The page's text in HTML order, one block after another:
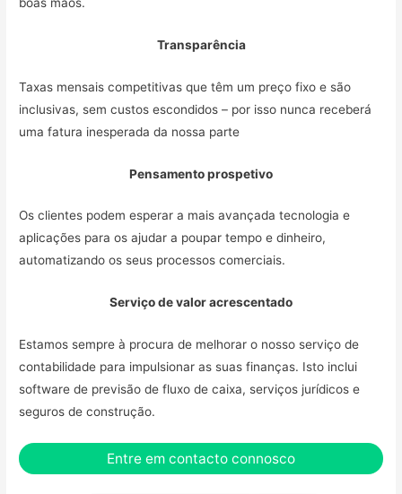
Transparência
Taxas mensais competitivas que têm um preço fixo e são
inclusivas, sem custos escondidos – por isso nunca receberá
uma fatura inesperada da nossa parte
Pensamento prospetivo
Os clientes podem esperar a mais avançada tecnologia e
aplicações para os ajudar a poupar tempo e dinheiro,
automatizando os seus processos comerciais.
Serviço de valor acrescentado
Estamos sempre à procura de melhorar o nosso serviço de
contabilidade para impulsionar as suas finanças. Isto inclui
software de previsão de fluxo de caixa, serviços jurídicos e
seguros de construção.
Entre em contacto connosco